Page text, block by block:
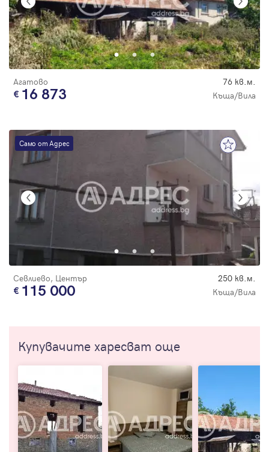
Агатово 76 кв.м.
16 873 Къща/Вила
Само от Адрес
Севлиево, Център 250 кв.м.
115 000 Къща/Вила
Купувачите харесват още